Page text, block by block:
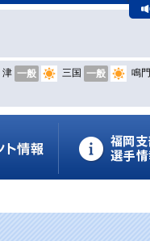
津 一般 三国 一般 鳴門